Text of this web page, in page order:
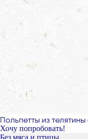
Польпетты из
Хочу попробовать!